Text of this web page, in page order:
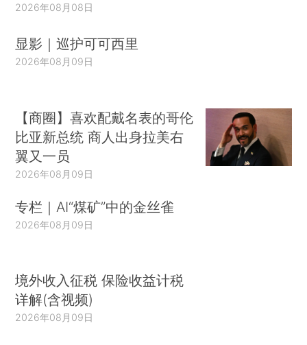
2026年08月08日
显影｜巡护可可西里
2026年08月09日
【商圈】喜欢配戴名表的哥伦
比亚新总统 商人出身拉美右
翼又一员
2026年08月09日
专栏｜AI“煤矿”中的金丝雀
2026年08月09日
境外收入征税 保险收益计税
详解(含视频)
2026年08月09日